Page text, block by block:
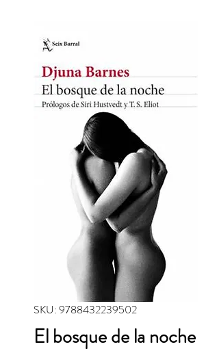
SKU: 9788432239502
El bosque de la noche